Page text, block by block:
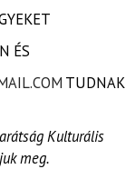
ÉS
TUDNAK
Kulturális
meg.